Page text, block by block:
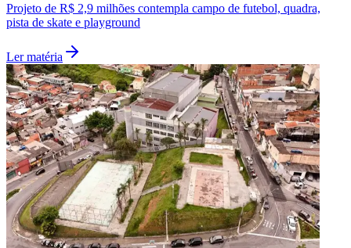
Fluminense
Projeto de R$ 2,9 milhões contempla campo de futebol, quadra,
pista de skate e playground
Ler matéria